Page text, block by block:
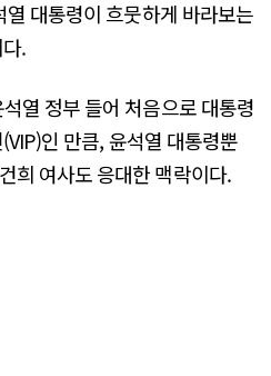
대통령이 흐뭇하게 바라보는
.
열 정부 들어 처음으로 대통령
인 만큼, 윤석열 대통령뿐
희 여사도 응대한 맥락이다.